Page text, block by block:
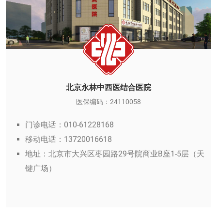
北京永林中西医结合医院
医保编码：24110058
门诊电话：010-61228168
移动电话：13720016618
地址：北京市大兴区枣园路29号院商业B座1-5层（天
键广场）